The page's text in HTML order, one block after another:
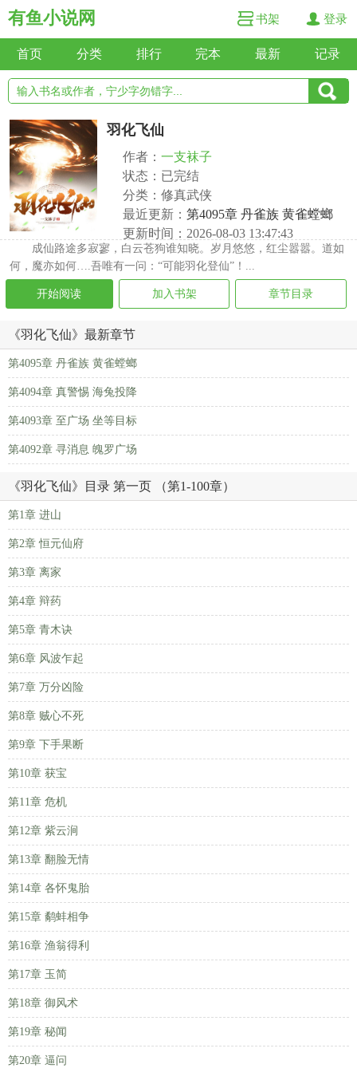
有鱼小说网 书架 登录
首页 分类 排行 完本 最新 记录
羽化飞仙
作者： 一支袜子
状态：已完结
分类：修真武侠
最近更新： 第4095章 丹雀族 黄雀螳螂
更新时间：2026-08-03 13:47:43
成仙路途多寂寥，白云苍狗谁知晓。岁月悠悠，红尘嚣嚣。道如
何，魔亦如何….吾唯有一问：“可能羽化登仙”！...
开始阅读 加入书架 章节目录
《羽化飞仙》最新章节
第4095章 丹雀族 黄雀螳螂
第4094章 真警惕 海兔投降
第4093章 至广场 坐等目标
第4092章 寻消息 魄罗广场
《羽化飞仙》目录 第一页 （第1-100章）
第1章 进山
第2章 恒元仙府
第3章 离家
第4章 辩药
第5章 青木诀
第6章 风波乍起
第7章 万分凶险
第8章 贼心不死
第9章 下手果断
第10章 获宝
第11章 危机
第12章 紫云涧
第13章 翻脸无情
第14章 各怀鬼胎
第15章 鹬蚌相争
第16章 渔翁得利
第17章 玉简
第18章 御风术
第19章 秘闻
第20章 逼问